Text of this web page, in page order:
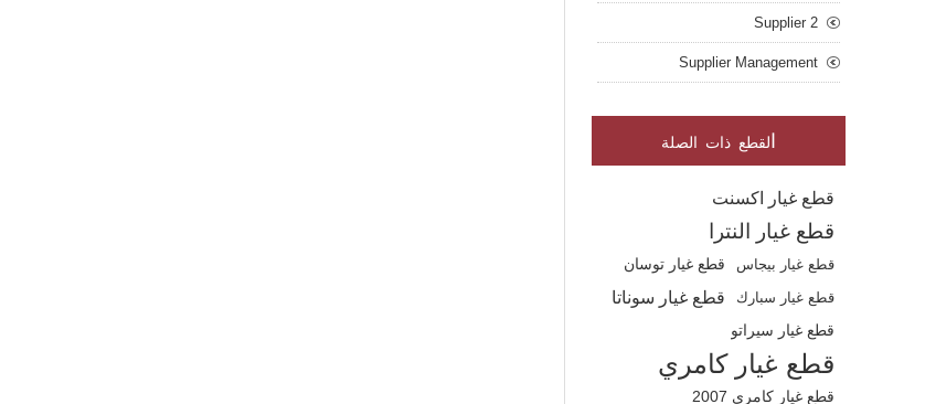
Supplier 2
Supplier Management
لقطع ذات الصلة
قطع غيار اكسنت
قطع غيار النترا
قطع غيار بيجاس
قطع غيار توسان
قطع غيار سبارك
قطع غيار سوناتا
قطع غيار سيراتو
قطع غيار كامري
قطع غيار كامري 2007